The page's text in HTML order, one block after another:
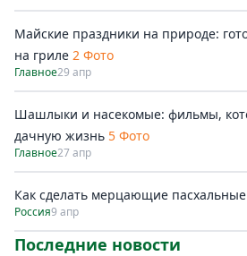
Майские праздники на природе:
на гриле 2 Фото
Главное29 апр
Шашлыки и насекомые: фильмы,
дачную жизнь 5 Фото
Главное27 апр
Как сделать мерцающие
Россия9 апр
Последние новости